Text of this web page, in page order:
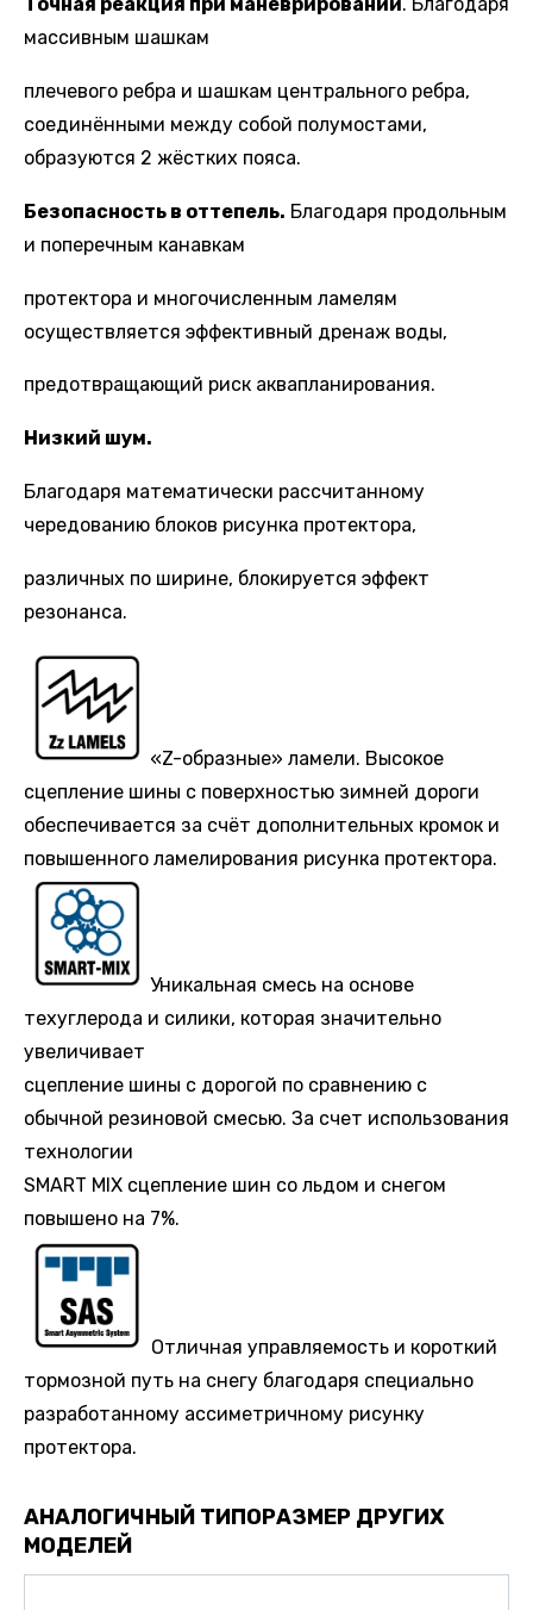
массивным шашкам
плечевого ребра и шашкам центрального ребра,
соединёнными между собой полумостами,
образуются 2 жёстких пояса.
Безопасность в оттепель. Благодаря продольным
и поперечным канавкам
протектора и многочисленным ламелям
осуществляется эффективный дренаж воды,
предотвращающий риск аквапланирования.
Низкий шум.
Благодаря математически рассчитанному
чередованию блоков рисунка протектора,
различных по ширине, блокируется эффект
резонанса.
«Z-образные» ламели. Высокое
сцепление шины с поверхностью зимней дороги
обеспечивается за счёт дополнительных кромок и
повышенного ламелирования рисунка протектора.
Уникальная смесь на основе
техуглерода и силики, которая значительно
увеличивает
сцепление шины с дорогой по сравнению с
обычной резиновой смесью. За счет использования
технологии
SMART MIX сцепление шин со льдом и снегом
повышено на 7%.
Отличная управляемость и короткий
тормозной путь на снегу благодаря специально
разработанному ассиметричному рисунку
протектора.
АНАЛОГИЧНЫЙ ТИПОРАЗМЕР ДРУГИХ
МОДЕЛЕЙ